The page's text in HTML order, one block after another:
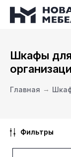
Шкафы
Главная →
Фильтры